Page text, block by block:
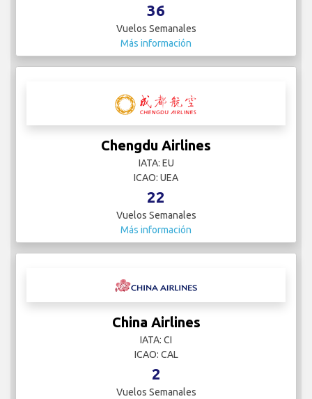
36
Vuelos Semanales
Más información
Chengdu Airlines
IATA: EU
ICAO: UEA
22
Vuelos Semanales
Más información
China Airlines
IATA: CI
ICAO: CAL
2
Vuelos Semanales